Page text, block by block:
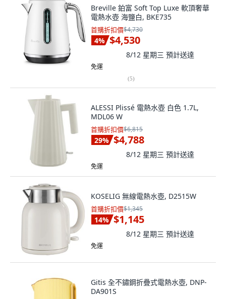
Breville 鉑富 Soft Top Luxe 軟頂奢華
電熱水壺 海鹽白, BKE735
首購折扣價$4,730
4% $4,530
8/12 星期三 預計送達
免運
(5)
ALESSI Plissé 電熱水壺 白色 1.7L,
MDL06 W
首購折扣價$6,815
29% $4,788
8/12 星期三 預計送達
免運
KOSELIG 無線電熱水壺, D2515W
首購折扣價$1,345
14% $1,145
8/12 星期三 預計送達
免運
Gitis 全不鏽鋼折疊式電熱水壺, DNP-
DA901S